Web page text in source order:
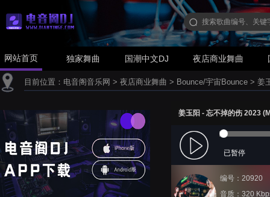
网站首页 独家舞曲 国潮中文DJ 夜店商业舞曲
目前位置： 电音阁音乐网 > 夜店商业舞曲 > Bounce/宇宙Bounce > 姜
姜玉阳 - 忘不掉的伤 2023
已暂停
编号：20920
音质：320